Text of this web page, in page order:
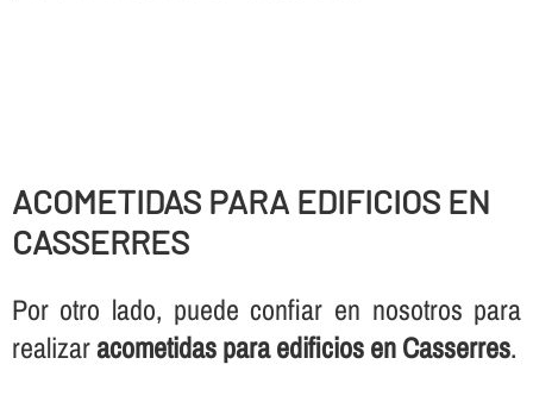
ACOMETIDAS PARA EDIFICIOS EN
CASSERRES
Por otro lado, puede confiar en nosotros para
realizaracometidas para edificios en Casserres.